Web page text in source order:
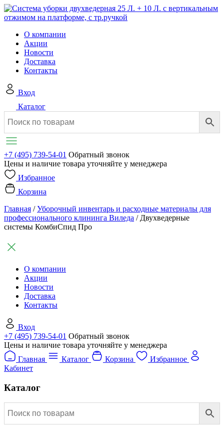
О компании
Акции
Новости
Доставка
Контакты
Вход
Каталог
+7 (495) 739-54-01 Обратный звонок
Цены и наличие товара уточняйте у менеджера
Избранное
Корзина
Главная /Уборочный инвентарь и расходные материалы для
профессионального клининга Виледа / Двухведерные
системы КомбиСпид Про
О компании
Акции
Новости
Доставка
Контакты
Вход
+7 (495) 739-54-01 Обратный звонок
Цены и наличие товара уточняйте у менеджера
Главная
Каталог Корзина
Избранное
Кабинет
Каталог